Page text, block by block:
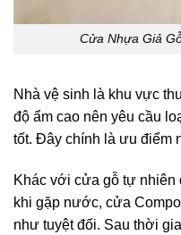
Cửa Nhựa Giả
Nhà vệ sinh là khu vực
độ ẩm cao nên yêu cầu
tốt. Đây chính là ưu điểm
Khác với cửa gỗ tự nhiên
khi gặp nước, cửa
như tuyệt đối. Sau thời